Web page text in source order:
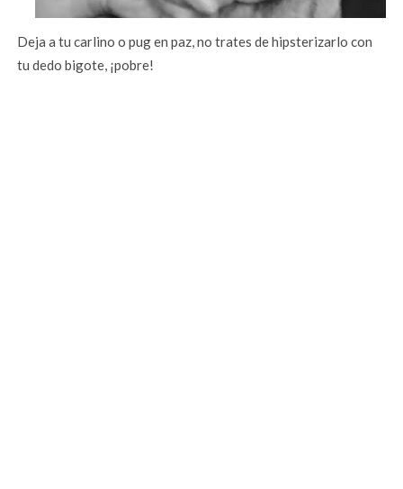
Deja a tu carlino o pug en paz, no trates de hipsterizarlo con
tu dedo bigote, ¡pobre!